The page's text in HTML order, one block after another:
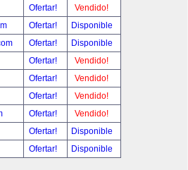
Ofertar!
Vendido!
Ofertar!
Disponible
Ofertar!
Disponible
Ofertar!
Vendido!
Ofertar!
Vendido!
Ofertar!
Vendido!
Ofertar!
Vendido!
Ofertar!
Disponible
Ofertar! Disponible